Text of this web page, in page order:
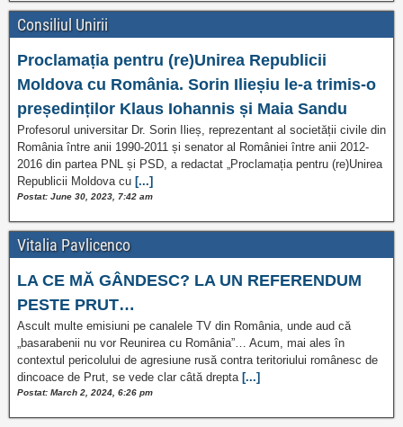
Consiliul Unirii
Proclamația pentru (re)Unirea Republicii
Moldova cu România. Sorin Ilieșiu le-a trimis-o
președinților Klaus Iohannis și Maia Sandu
Profesorul universitar Dr. Sorin Ilieș, reprezentant al societății civile din
România între anii 1990-2011 și senator al României între anii 2012-
2016 din partea PNL și PSD, a redactat „Proclamația pentru (re)Unirea
Republicii Moldova cu [...]
Postat: June 30, 2023, 7:42 am
Vitalia Pavlicenco
LA CE MĂ GÂNDESC? LA UN REFERENDUM
PESTE PRUT…
Ascult multe emisiuni pe canalele TV din România, unde aud că
„basarabenii nu vor Reunirea cu România”… Acum, mai ales în
contextul pericolului de agresiune rusă contra teritoriului românesc de
dincoace de Prut, se vede clar câtă drepta[...]
Postat: March 2, 2024, 6:26 pm